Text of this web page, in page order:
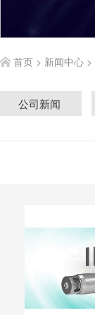
首页 > 新闻中心 >
公司新闻